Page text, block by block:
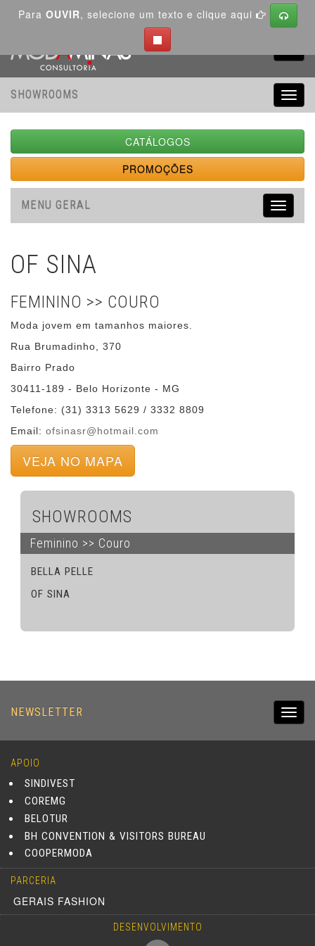
Para OUVIR, selecione um texto e clique aqui
SHOWROOMS
CATÁLOGOS
PROMOÇÕES
Toggle
MENU GERAL
OF SINA
FEMININO >> COURO
Moda jovem em tamanhos maiores.
Rua Brumadinho, 370
Bairro Prado
30411-189 - Belo Horizonte - MG
Telefone: (31) 3313 5629 / 3332 8809
Email: ofsinasr@hotmail.com
VEJA NO MAPA
SHOWROOMS
Feminino >> Couro
BELLA PELLE
OF SINA
NEWSLETTER
APOIO
SINDIVEST
COREMG
BELOTUR
BH CONVENTION & VISITORS BUREAU
COOPERMODA
PARCERIA
GERAIS FASHION
DESENVOLVIMENTO